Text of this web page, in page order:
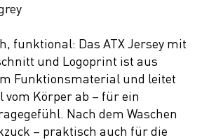
funktional: Das ATX Jersey mit
und Logoprint ist aus
Funktionsmaterial und leitet
vom Körper ab – für ein
Nach dem Waschen
– praktisch auch für die